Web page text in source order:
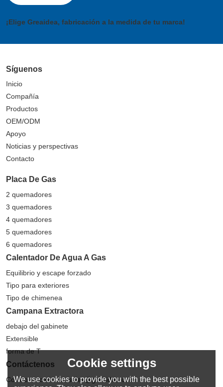
¡Elige Greaidea, fabricación a la medida de tu marca!
Síguenos
Inicio
Compañía
Productos
OEM/ODM
Apoyo
Noticias y perspectivas
Contacto
Placa De Gas
2 quemadores
3 quemadores
4 quemadores
5 quemadores
6 quemadores
Calentador De Agua A Gas
Equilibrio y escape forzado
Tipo para exteriores
Tipo de chimenea
Campana Extractora
debajo del gabinete
Extensible
forma de T
Contáctenos
Correo electrónico: sales@greaidea.com
Cookie settings
We use cookies to provide you with the best possible